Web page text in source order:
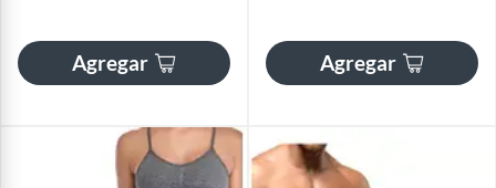
Agregar Agregar